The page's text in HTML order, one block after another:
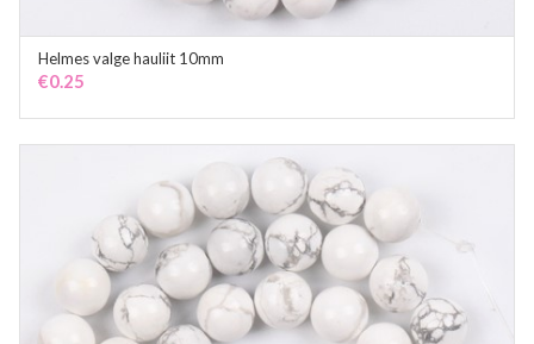
Helmes valge hauliit 10mm
€0.25